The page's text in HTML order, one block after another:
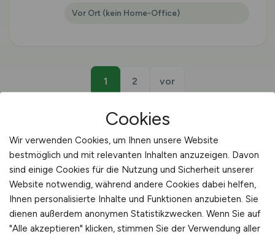
Vor Ort (kein Home-Office)
1 2 vor
🔬 LABORTECHNIKER AGRAR · ISERLOHN
Stellenangebote
Labortechniker Agrar in
Cookies
Wir verwenden Cookies, um Ihnen unsere Website
bestmöglich und mit relevanten Inhalten anzuzeigen. Davon
sind einige Cookies für die Nutzung und Sicherheit unserer
Website notwendig, während andere Cookies dabei helfen,
Ihnen personalisierte Inhalte und Funktionen anzubieten. Sie
dienen außerdem anonymen Statistikzwecken. Wenn Sie auf
"Alle akzeptieren" klicken, stimmen Sie der Verwendung aller